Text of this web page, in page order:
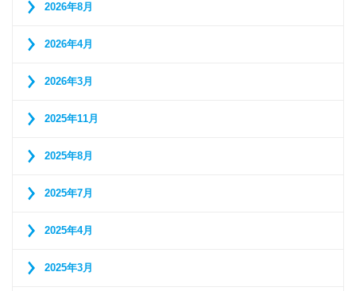
2026年8月
2026年4月
2026年3月
2025年11月
2025年8月
2025年7月
2025年4月
2025年3月